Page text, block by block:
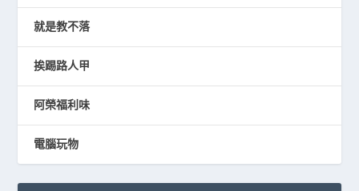
就是教不落
挨踢路人甲
阿榮福利味
電腦玩物